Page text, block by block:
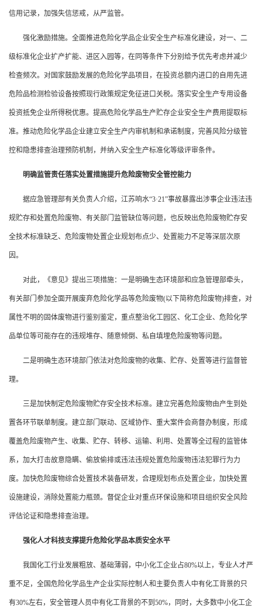
信用记录，加强失信惩戒，从严监管。
强化激励措施。全面推进危险化学品企业安全生产标准化建设，对一、二
级标准化企业扩产扩能、进区入园等，在同等条件下分别给予优先考虑并减少
检查频次。对国家鼓励发展的危险化学品项目，在投资总额内进口的自用先进
危险品检测检验设备按照现行政策规定免征进口关税。落实安全生产专用设备
投资抵免企业所得税优惠。提高危险化学品生产贮存企业安全生产费用提取标
准。推动危险化学品企业建立安全生产内审机制和承诺制度，完善风险分级管
控和隐患排查治理预防机制，并纳入安全生产标准化等级评审条件。
明确监管责任落实处置措施提升危险废物安全管控能力
据应急管理部有关负责人介绍，江苏响水“3·21”事故暴露出涉事企业违法违
规贮存和处置危险废物、有关部门监管缺位等问题，也反映出危险废物贮存安
全技术标准缺乏、危险废物处置企业规划布点少、处置能力不足等深层次原
因。
对此，《意见》提出三项措施：一是明确生态环境部和应急管理部牵头，
有关部门参加全面开展废弃危险化学品等危险废物(以下简称危险废物)排查，对
属性不明的固体废物进行鉴别鉴定，重点整治化工园区、化工企业、危险化学
品单位等可能存在的违规堆存、随意倾倒、私自填埋危险废物等问题。
二是明确生态环境部门依法对危险废物的收集、贮存、处置等进行监督管
理。
三是加快制定危险废物贮存安全技术标准。建立完善危险废物由产生到处
置各环节联单制度。建立部门联动、区域协作、重大案件会商督办制度，形成
覆盖危险废物产生、收集、贮存、转移、运输、利用、处置等全过程的监管体
系，加大打击故意隐瞒、偷放偷排或违法违规处置危险废物违法犯罪行为力
度。加快危险废物综合处置技术装备研发，合理规划布点处置企业，加快处置
设施建设，消除处置能力瓶颈。督促企业对重点环保设施和项目组织安全风险
评估论证和隐患排查治理。
强化人才科技支撑提升危险化学品本质安全水平
我国化工行业发展粗放、基础薄弱，中小化工企业占80%以上，专业人才严
重不足，全国危险化学品生产企业实际控制人和主要负责人中有化工背景的只
有30%左右，安全管理人员中有化工背景的不到50%，同时，大多数中小化工企